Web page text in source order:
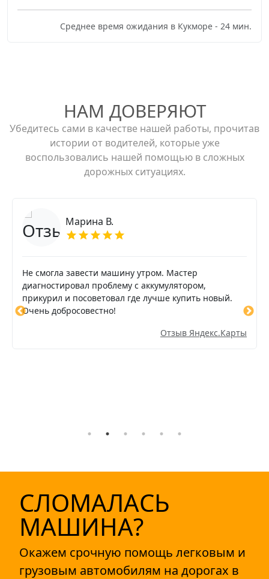
Среднее время ожидания в Кукморе - 24 мин.
НАМ ДОВЕРЯЮТ
Убедитесь сами в качестве нашей работы, прочитав
истории от водителей, которые уже
воспользовались нашей помощью в сложных
дорожных ситуациях.
Марина В.
Не смогла завести машину утром. Мастер
диагностировал проблему с аккумулятором,
прикурил и посоветовал где лучше купить новый.
Очень добросовестно!
Отзыв Яндекс.Карты
СЛОМАЛАСЬ
МАШИНА?
Окажем срочную помощь легковым и
грузовым автомобилям на дорогах в